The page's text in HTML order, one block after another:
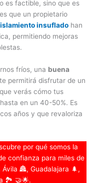
es factible, sino que es
que un propietario
insuflado han
permitiendo mejoras
fríos, una buena
permitirá disfrutar de un
verás cómo tus
en un 40-50%. Es
años y que revaloriza
por qué somos la
confianza para miles de
🏯, Guadalajara 🌲,
🏞️ 🤝🌟.